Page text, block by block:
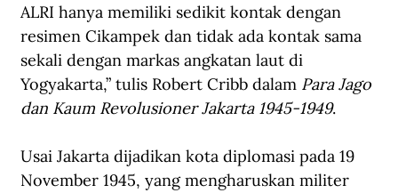
ALRI hanya memiliki sedikit kontak dengan
resimen Cikampek dan tidak ada kontak sama
sekali dengan markas angkatan laut di
Yogyakarta,” tulis Robert Cribb dalam Para Jago
dan Kaum Revolusioner Jakarta 1945-1949.
Usai Jakarta dijadikan kota diplomasi pada 19
November 1945, yang mengharuskan militer